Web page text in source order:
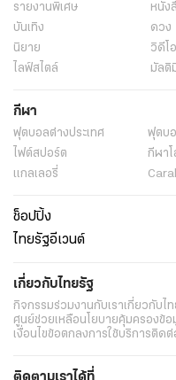
รายงานพิเศษ หนัง
บันเทิง
ดวง
นิยาย
วิดีโอ
ไลฟ์สไตล์
มัลติ
กีฬา
ฟุตบอลต่่างประเทศ ฟุตบ
ไฟต์สปอร์ต
กีฬาโ
แกลเลอรี่
ช็อปปิ้ง
ไทยรัฐอีเวนต์
เกี่ยวกับไทยรัฐ
กิจกรรมร่วมงานกับเราเกี่ยวกับไ
ศูนย์ช่วยเหลือนโยบายคุ้มครองข้
เงื่อนไขข้อตกลงการใช้บริการติดต่